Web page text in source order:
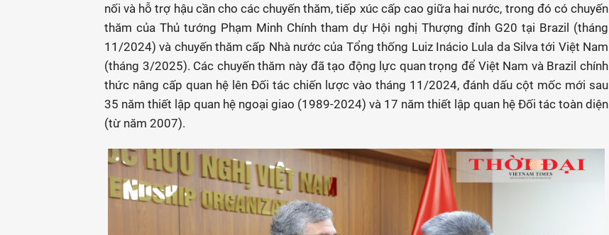
nối và hỗ trợ hậu cần cho các chuyến thăm, tiếp xúc cấp cao giữa hai nước, trong đó có chuyến
thăm của Thủ tướng Phạm Minh Chính tham dự Hội nghị Thượng đỉnh G20 tại Brazil (tháng
11/2024) và chuyến thăm cấp Nhà nước của Tổng thống Luiz Inácio Lula da Silva tới Việt Nam
(tháng 3/2025). Các chuyến thăm này đã tạo động lực quan trọng để Việt Nam và Brazil chính
thức nâng cấp quan hệ lên Đối tác chiến lược vào tháng 11/2024, đánh dấu cột mốc mới sau
35 năm thiết lập quan hệ ngoại giao (1989-2024) và 17 năm thiết lập quan hệ Đối tác toàn diện
(từ năm 2007).